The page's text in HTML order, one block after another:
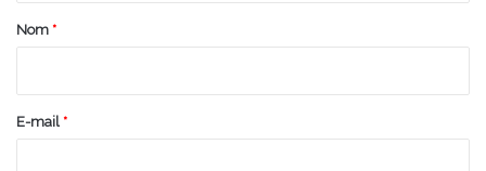
a
e
Nom *
E-mail *